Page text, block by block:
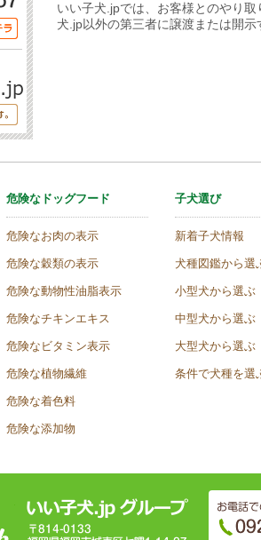
いい子犬.jpでは、お客様とのやり
犬.jp以外の第三者に譲渡または開
危険なドッグフード
危険なお肉の表示
危険な穀類の表示
危険な動物性油脂表示
危険なチキンエキス
危険なビタミン表示
危険な植物繊維
危険な着色料
危険な添加物
子犬選び
新着子犬情報
犬種図鑑から選
小型犬から選ぶ
中型犬から選ぶ
大型犬から選ぶ
条件で犬種を選